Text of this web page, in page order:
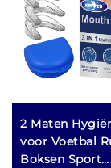
2 Maten
voor Voetbal
Boksen Sport